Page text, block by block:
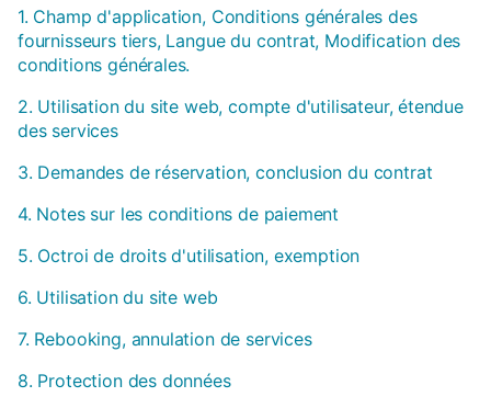
1. Champ d'application, Conditions générales des
fournisseurs tiers, Langue du contrat, Modification des
conditions générales.
2. Utilisation du site web, compte d'utilisateur, étendue
des services
3. Demandes de réservation, conclusion du contrat
4. Notes sur les conditions de paiement
5. Octroi de droits d'utilisation, exemption
6. Utilisation du site web
7. Rebooking, annulation de services
8. Protection des données